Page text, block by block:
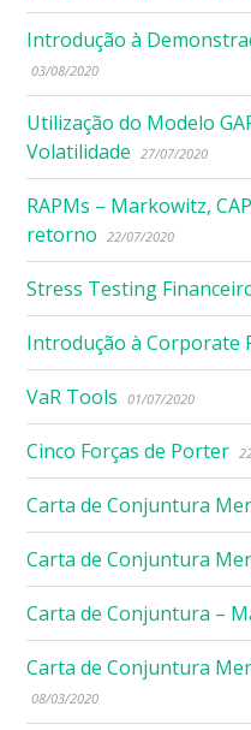
Introdução à
03/08/2020
Utilização do Modelo
Volatilidade
27/07/2020
RAPMs – Markowitz,
retorno
22/07/2020
Stress Testing
Introdução à Corporate
VaR Tools 01/07/2020
Cinco Forças de Porter
Carta de Conjuntura
Carta de Conjuntura
Carta de Conjuntura –
Carta de Conjuntura
08/03/2020